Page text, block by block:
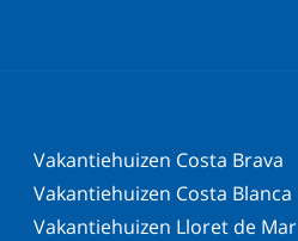
Vakantiehuizen Costa Brava
Vakantiehuizen Costa Blanca
Vakantiehuizen Lloret de Mar